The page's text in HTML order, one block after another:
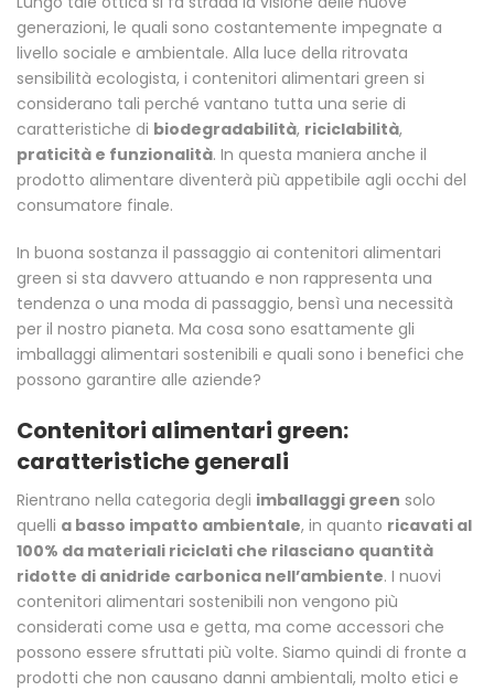
generazioni, le quali sono costantemente impegnate a
livello sociale e ambientale. Alla luce della ritrovata
sensibilità ecologista, i contenitori alimentari green si
considerano tali perché vantano tutta una serie di
caratteristiche di biodegradabilità, riciclabilità,
praticità e funzionalità. In questa maniera anche il
prodotto alimentare diventerà più appetibile agli occhi del
consumatore finale.
In buona sostanza il passaggio ai contenitori alimentari
green si sta davvero attuando e non rappresenta una
tendenza o una moda di passaggio, bensì una necessità
per il nostro pianeta. Ma cosa sono esattamente gli
imballaggi alimentari sostenibili e quali sono i benefici che
possono garantire alle aziende?
Contenitori alimentari green:
caratteristiche generali
Rientrano nella categoria degli imballaggi green solo
quelli a basso impatto ambientale, in quanto ricavati al
100% da materiali riciclati che rilasciano quantità
ridotte di anidride carbonica nell’ambiente. I nuovi
contenitori alimentari sostenibili non vengono più
considerati come usa e getta, ma come accessori che
possono essere sfruttati più volte. Siamo quindi di fronte a
prodotti che non causano danni ambientali, molto etici e